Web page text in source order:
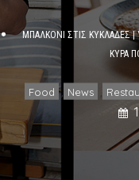
ΜΠΑΛΚΟΝΙ ΣΤΙΣ ΚΥΚΛΑΔΕΣ
ΚΥΡΑ
Food , News